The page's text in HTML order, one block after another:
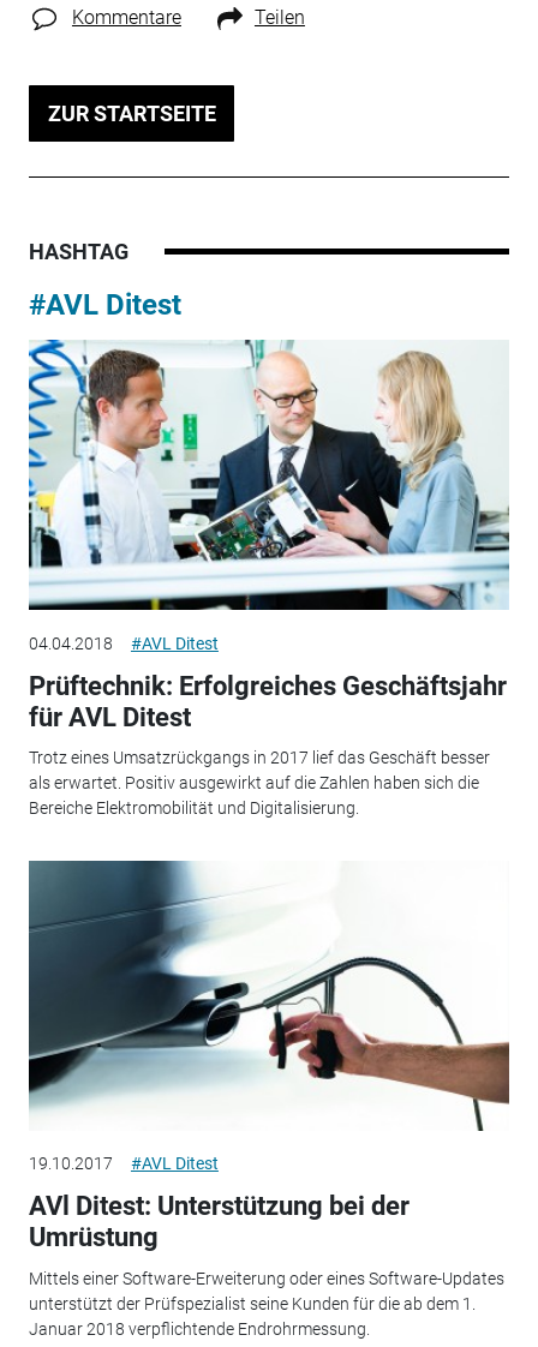
Kommentare Teilen
ZUR STARTSEITE
HASHTAG
#AVL Ditest
04.04.2018 #AVL Ditest
Prüftechnik: Erfolgreiches Geschäftsjahr
für AVL Ditest
Trotz eines Umsatzrückgangs in 2017 lief das Geschäft besser
als erwartet. Positiv ausgewirkt auf die Zahlen haben sich die
Bereiche Elektromobilität und Digitalisierung.
19.10.2017 #AVL Ditest
AVl Ditest: Unterstützung bei der
Umrüstung
Mittels einer Software-Erweiterung oder eines Software-Updates
unterstützt der Prüfspezialist seine Kunden für die ab dem 1.
Januar 2018 verpflichtende Endrohrmessung.